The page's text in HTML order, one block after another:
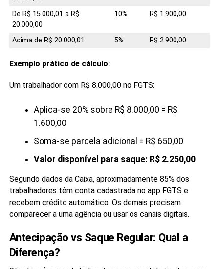
De R$ 15.000,01 a R$
20.000,00
10% R$ 1.900,00
Acima de R$ 20.000,01 5% R$ 2.900,00
Exemplo prático de cálculo:
Um trabalhador com R$ 8.000,00 no FGTS:
Aplica-se 20% sobre R$ 8.000,00 = R$
1.600,00
Soma-se parcela adicional = R$ 650,00
Valor disponível para saque: R$ 2.250,00
Segundo dados da Caixa, aproximadamente 85% dos
trabalhadores têm conta cadastrada no app FGTS e
recebem crédito automático. Os demais precisam
comparecer a uma agência ou usar os canais digitais.
Antecipação vs Saque Regular: Qual a
Diferença?